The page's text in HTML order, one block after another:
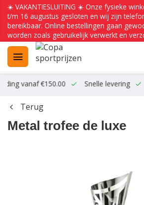
☀️ VAKANTIESLUITING ☀️ Onze fysieke
t/m 16 augustus gesloten en wij zijn
bereikbaar. Online bestellingen gaan
worden zoals gebruikelijk verwerkt en
vanaf €150.00 Snelle levering
Terug
Metal trofee de luxe